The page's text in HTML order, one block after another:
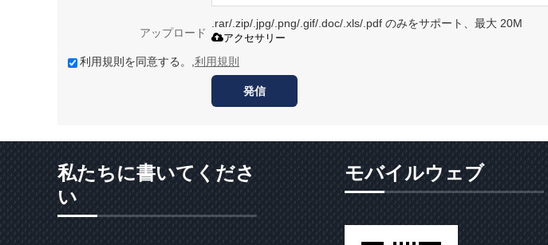
アップロード
.rar/.zip/.jpg/.png/.gif/.doc/.xls/.pdf のみをサポート、最大 20M
アクセサリー
利用規則を同意する。, 利用規則
発信
私たちに書いてくださ
い
モバイルウェブ